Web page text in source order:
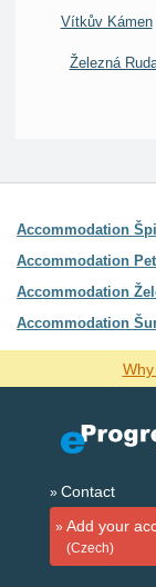
Vítkův Kámen
Železná
Accommodation
Accommodation
Accommodation
Accommodation
Contact
Add your
(Czech)